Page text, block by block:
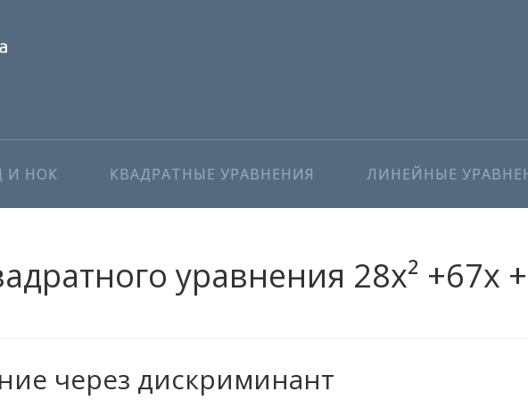
И НОК КВАДРАТНЫЕ УРАВНЕНИЯ ЛИНЕЙНЫЕ
уравнения 28x² +67x
через дискриминант